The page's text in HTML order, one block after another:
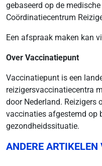
gebaseerd op de
Coördinatiecentrum
Een afspraak maken kan
Over Vaccinatiepunt
Vaccinatiepunt is een
reizigersvaccinatiecentra
door Nederland. Reizigers
vaccinaties afgestemd op
gezondheidssituatie.
ANDERE